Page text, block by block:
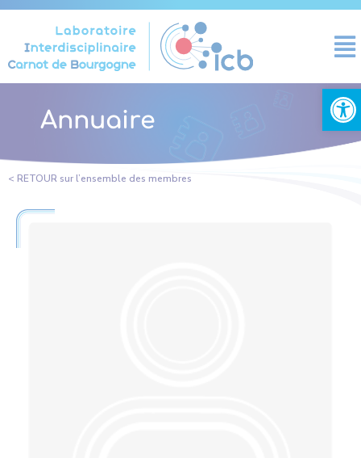
Ouvrir
Annuaire
< RETOUR sur l’ensemble des membres
Panneau de gestion des cookies